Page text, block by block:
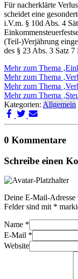
Für nacherklärte
scheidet eine
i.V.m. § 10d Abs. 4
(Teil-)Verjährung
des § 23 Abs. 3 Satz 7
Mehr zum Thema
Mehr zum Thema
Mehr zum Thema
Mehr zum Thema
Kategorien: Allgemein
0 Kommentare
Schreibe einen
Deine E-Mail-
Felder sind mit *
Name *
E-Mail *
Website